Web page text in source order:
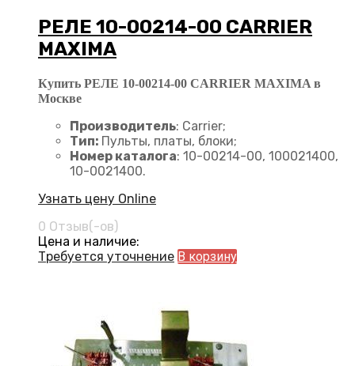
РЕЛЕ 10-00214-00 CARRIER
MAXIMA
Купить РЕЛЕ 10-00214-00 CARRIER MAXIMA в
Москве
Производитель: Carrier;
Тип: Пульты, платы, блоки;
Номер каталога: 10-00214-00, 100021400,
10-0021400.
Узнать цену Online
0 Отзыв(-ов)
Цена и наличие:
Требуется уточнение В корзину